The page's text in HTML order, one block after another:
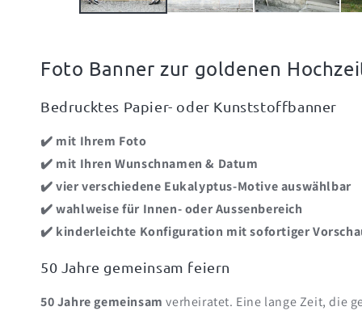
Foto Banner zur goldenen
Bedrucktes Papier- oder Kunststoffbanner
✔️ mit Ihrem Foto
✔️ mit Ihren Wunschnamen & Datum
✔️ vier verschiedene Eukalyptus-Motive auswählbar
✔️ wahlweise für Innen- oder Aussenbereich
✔️ kinderleichte Konfiguration mit sofortiger
50 Jahre gemeinsam feiern
50 Jahre gemeinsam verheiratet. Eine lange Zeit, die